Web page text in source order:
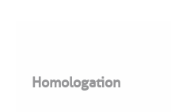
Homologation